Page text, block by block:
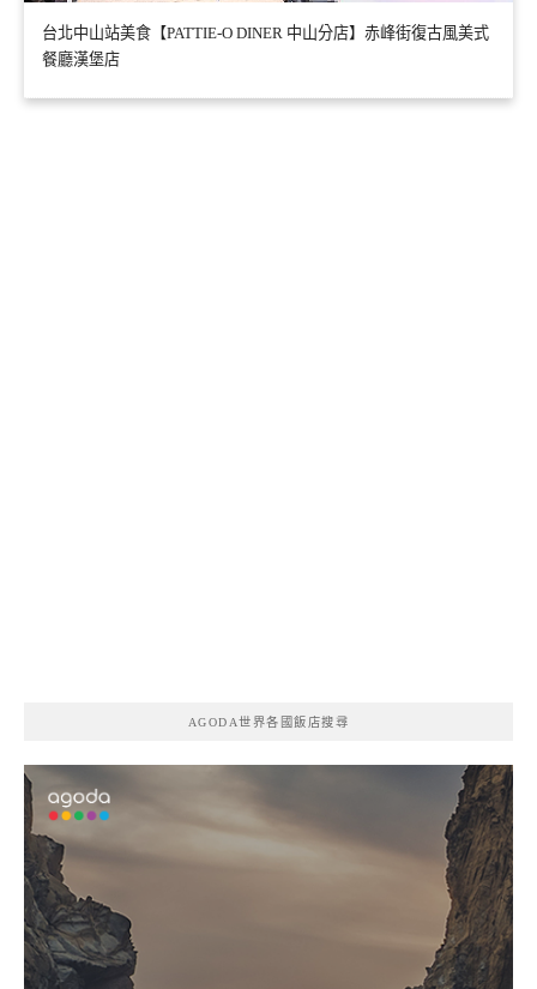
台北中山站美食【PATTIE-O DINER 中山分店】赤峰街復古風美式
餐廳漢堡店
AGODA世界各國飯店搜尋